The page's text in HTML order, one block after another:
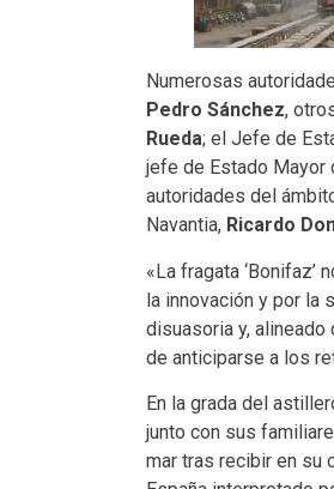
Numerosas
Pedro Sánchez,
Rueda; el Jefe de
jefe de Estado Mayor
autoridades del
Navantia, Ricardo
«La fragata
la innovación y por la
disuasoria y,
de anticiparse a los
En la grada del
junto con sus
mar tras recibir en su